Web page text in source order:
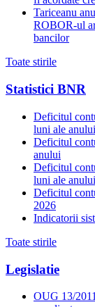
Tariceanu
ROBOR-ul
bancilor
Toate stirile
Statistici BNR
Deficitul
luni ale anului
Deficitul
anului
Deficitul
luni ale anului
Deficitul
2026
Indicatorii
Toate stirile
Legislatie
OUG 13/